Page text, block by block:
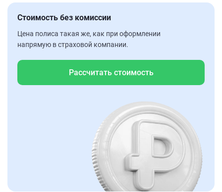
Стоимость без комиссии
Цена полиса такая же, как при оформлении
напрямую в страховой компании.
Рассчитать стоимость